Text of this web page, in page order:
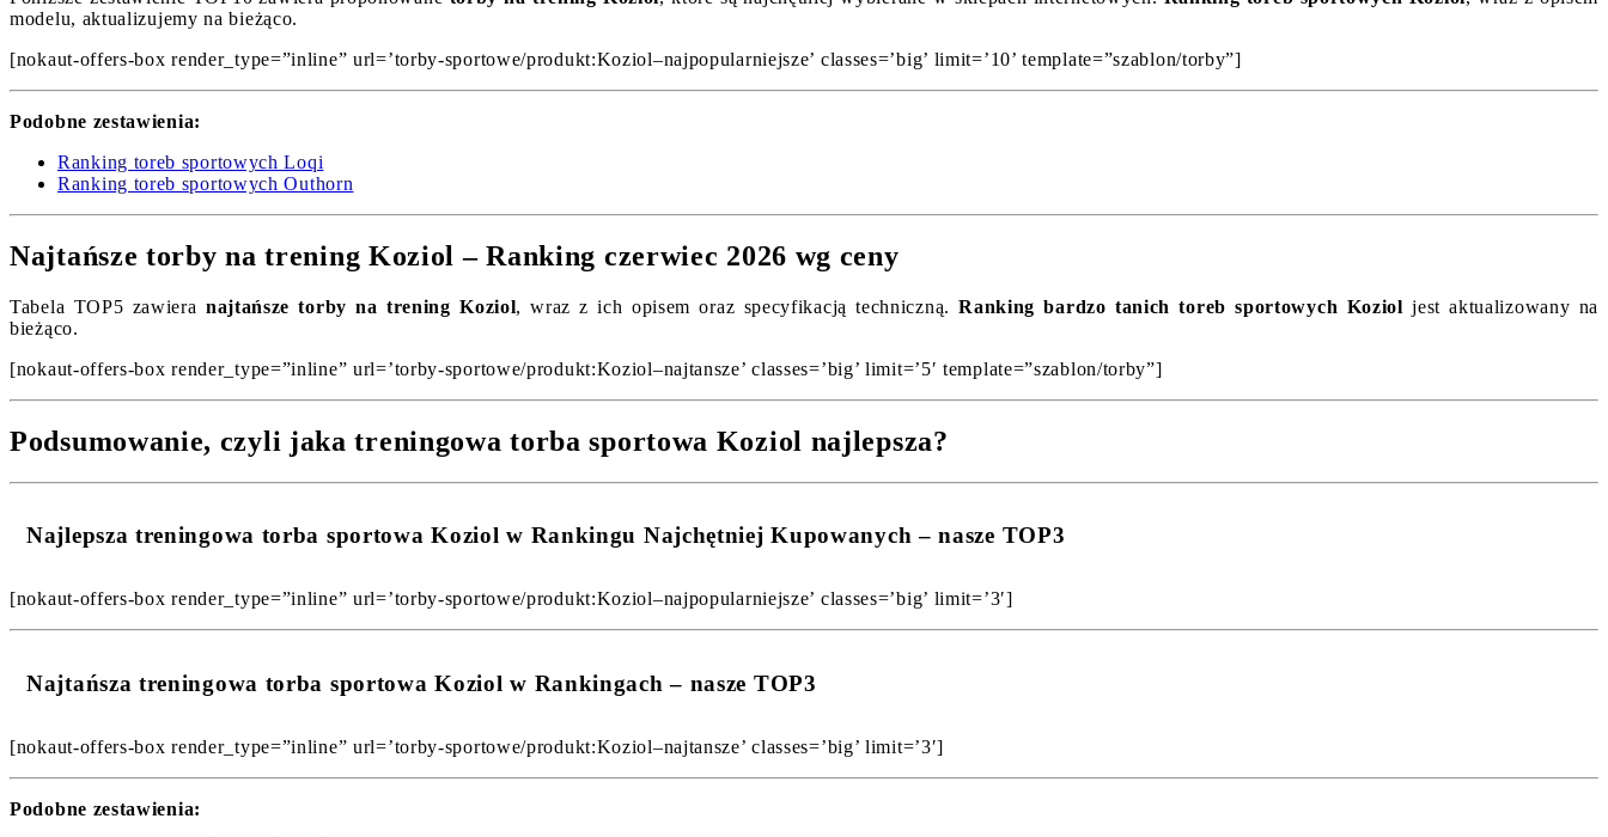
modelu, aktualizujemy na bieżąco.
[nokaut-offers-box render_type=”inline” url=’torby-sportowe/produkt:Koziol–najpopularniejsze’ classes=’big’ limit=’10’ template=”szablon/torby”]
Podobne zestawienia:
Ranking toreb sportowych Loqi
Ranking toreb sportowych Outhorn
Najtańsze torby na trening Koziol – Ranking czerwiec 2026 wg ceny
Tabela TOP5 zawiera najtańsze torby na trening Koziol, wraz z ich opisem oraz specyfikacją techniczną.Ranking bardzo tanich toreb sportowych Koziol jest aktualizowany na
bieżąco.
[nokaut-offers-box render_type=”inline” url=’torby-sportowe/produkt:Koziol–najtansze’ classes=’big’ limit=’5′ template=”szablon/torby”]
Podsumowanie, czyli jaka treningowa torba sportowa Koziol najlepsza?
Najlepsza treningowa torba sportowa Koziol w Rankingu Najchętniej Kupowanych – nasze TOP3
[nokaut-offers-box render_type=”inline” url=’torby-sportowe/produkt:Koziol–najpopularniejsze’ classes=’big’ limit=’3′]
Najtańsza treningowa torba sportowa Koziol w Rankingach – nasze TOP3
[nokaut-offers-box render_type=”inline” url=’torby-sportowe/produkt:Koziol–najtansze’ classes=’big’ limit=’3′]
Podobne zestawienia: